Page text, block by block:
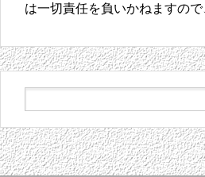
は一切責任を負いかねますので